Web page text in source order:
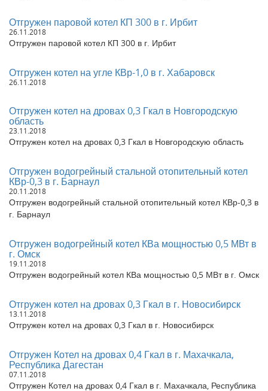
Отгружен паровой котел КП 300 в г. Ирбит
26.11.2018
Отгружен паровой котел КП 300 в г. Ирбит
Отгружен котел на угле КВр-1,0 в г. Хабаровск
26.11.2018
Отгружен котел на дровах 0,3 Гкал в Новгородскую
область
23.11.2018
Отгружен котел на дровах 0,3 Гкал в Новгородскую область
Отгружен водогрейный стальной отопительный котел
КВр-0,3 в г. Барнаул
20.11.2018
Отгружен водогрейный стальной отопительный котел КВр-0,3 в
г. Барнаул
Отгружен водогрейный котел КВа мощностью 0,5 МВт в
г. Омск
19.11.2018
Отгружен водогрейный котел КВа мощностью 0,5 МВт в г. Омск
Отгружен котел на дровах 0,3 Гкал в г. Новосибирск
13.11.2018
Отгружен котел на дровах 0,3 Гкал в г. Новосибирск
Отгружен Котел на дровах 0,4 Гкал в г. Махачкала,
Республика Дагестан
07.11.2018
Отгружен Котел на дровах 0,4 Гкал в г. Махачкала, Республика